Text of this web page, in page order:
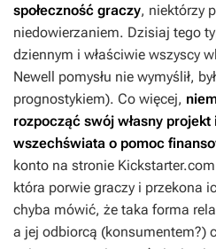
społeczność graczy, niektórzy
niedowierzaniem. Dzisiaj tego
dziennym i właściwie wszyscy
Newell pomysłu nie wymyślił,
prognostykiem). Co więcej,
rozpocząć swój własny
wszechświata o pomoc
konto na stronie
która porwie graczy i przekona
chyba mówić, że taka forma
a jej odbiorcą (konsumentem?)